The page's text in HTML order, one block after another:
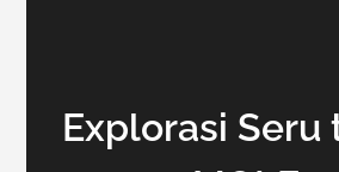
Explorasi Seru